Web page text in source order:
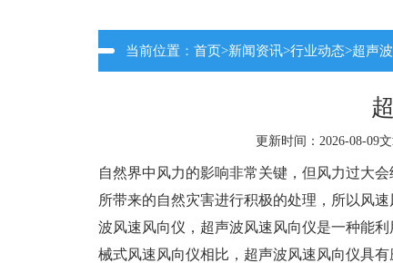
当前位置：首页>新闻资讯>行业动态>超声
更新时间：2026-08-09文
自然界中风力的影响非常关键，但风力过大
所带来的自然灾害进行积极的处理，所以风
波风速风向仪，超声波风速风向仪是一种能
械式风速风向仪相比，超声波风速风向仪具